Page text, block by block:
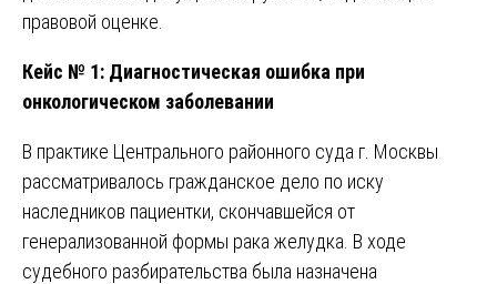
правовой оценке.
Кейс № 1: Диагностическая ошибка при
онкологическом заболевании
В практике Центрального районного суда г. Москвы
рассматривалось гражданское дело по иску
наследников пациентки, скончавшейся от
генерализованной формы рака желудка. В ходе
судебного разбирательства была назначена